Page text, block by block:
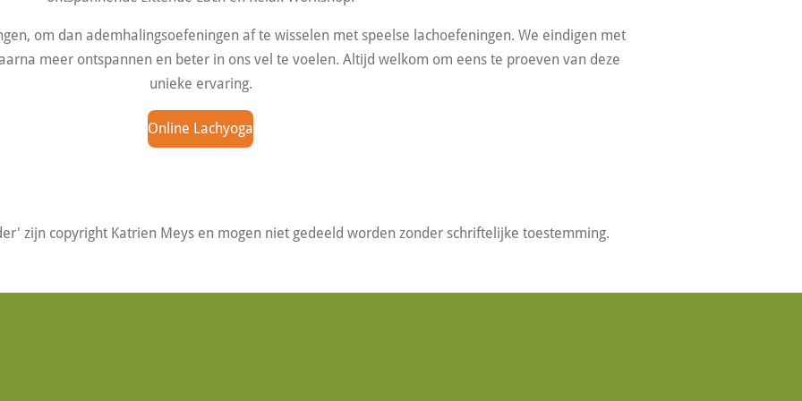
om dan ademhalingsoefeningen af te wisselen met speelse lachoefeningen. We eindigen met
meer ontspannen en beter in ons vel te voelen. Altijd welkom om eens te proeven van deze
unieke ervaring.
Online Lachyoga
zijn copyright Katrien Meys en mogen niet gedeeld worden zonder schriftelijke toestemming.